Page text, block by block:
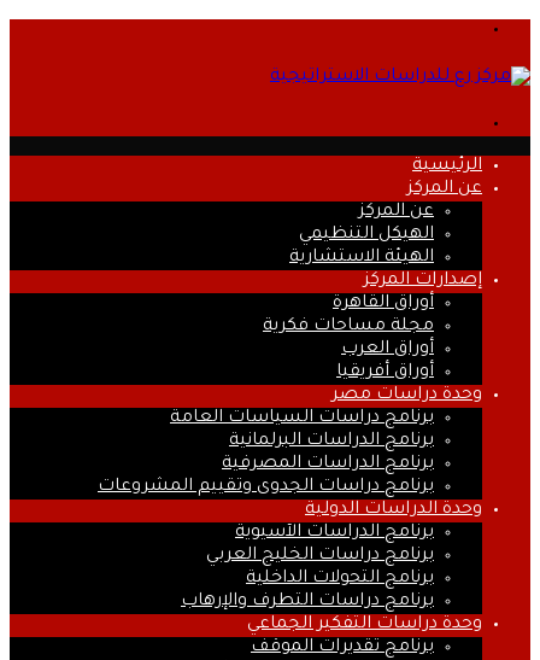
الرئيسية
عن المركز
عن المركز
الهيكل التنظيمي
الهيئة الاستشارية
إصدارات المركز
أوراق القاهرة
مجلة مساحات فكرية
أوراق العرب
أوراق أفريقيا
وحدة دراسات مصر
برنامج دراسات السياسات العامة
برنامج الدراسات البرلمانية
برنامج الدراسات المصرفية
برنامج دراسات الجدوى وتقييم المشروعات
وحدة الدراسات الدولية
برنامج الدراسات الآسيوية
برنامج دراسات الخليج العربي
برنامج التحولات الداخلية
برنامج دراسات التطرف والإرهاب
وحدة دراسات التفكير الجماعي
برنامج تقديرات الموقف